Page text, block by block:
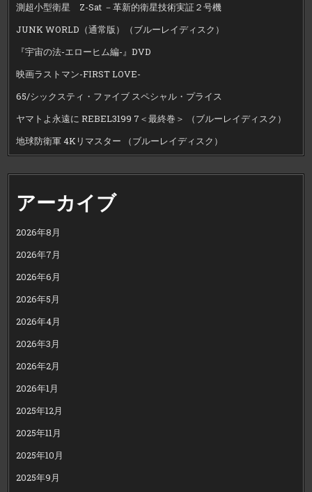
測超小型衛星 Z-Sat －革新的衛星技術実証２号機
JUNK WORLD（通常版）（ブルーレイディスク）
『宇宙の法-エローヒム編-』DVD
映画ラストマン-FIRST LOVE-
65/シックスティ・ファイブ スペシャル・プライス
ヤマトよ永遠に REBEL3199 7＜最終巻＞ （ブルーレイディスク）
地球防衛軍 4Kリマスター （ブルーレイディスク）
アーカイブ
2026年8月
2026年7月
2026年6月
2026年5月
2026年4月
2026年3月
2026年2月
2026年1月
2025年12月
2025年11月
2025年10月
2025年9月